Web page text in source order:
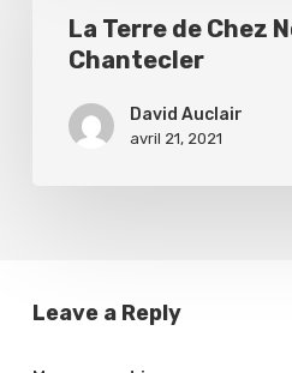
Chez
parle
La Terre de Chez
Chantecler
David Auclair
avril 21, 2021
Leave a Reply